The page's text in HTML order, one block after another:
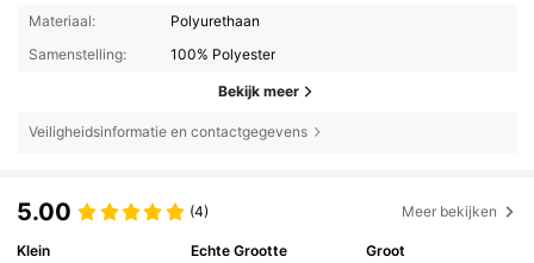
Materiaal:
Polyurethaan
Samenstelling:
100% Polyester
Bekijk meer
Veiligheidsinformatie en contactgegevens
5.00 (4) Meer bekijken
Klein
Echte Grootte
Groot